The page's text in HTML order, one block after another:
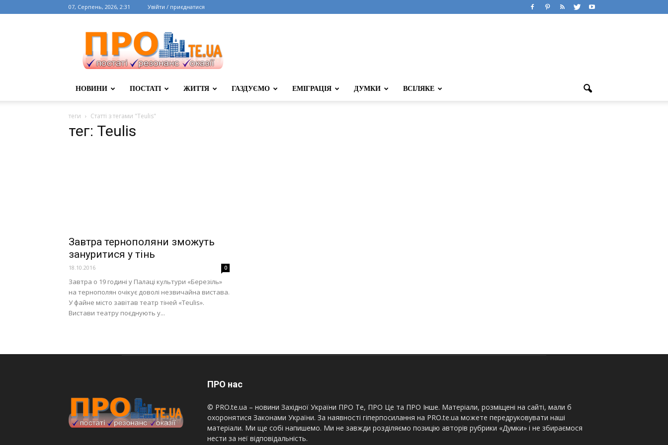
07, Серпень, 2026, 2:31 Увійти / приєднатися
НОВИНИ ПОСТАТІ ЖИТТЯ ГАЗДУЄМО ЕМІГРАЦІЯ ДУМКИ ВСІЛЯКЕ
теги Статті з тегами "Teulis"
тег: Teulis
Завтра тернополяни зможуть
зануритися у тінь
18.10.2016 0
Завтра о 19 годині у Палаці культури «Березіль»
на тернополян очікує доволі незвичайна вистава.
У файне місто завітав театр тіней «Teulis».
Вистави театру поєднують у...
ПРО нас
© PRO.te.ua – новини Західної України ПРО Те, ПРО Це та ПРО Інше. Матеріали, розміщені на сайті, мали б
охоронятися Законами України. За наявності гіперпосилання на PRO.te.ua можете передруковувати наші
матеріали. Ми ще собі напишемо. Ми не завжди розділяємо позицію авторів рубрики «Думки» і не збираємося
нести за неї відповідальність.